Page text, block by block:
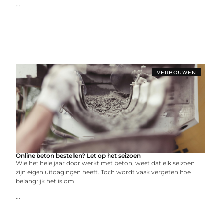
...
VERBOUWEN
Online beton bestellen? Let op het seizoen
Wie het hele jaar door werkt met beton, weet dat elk seizoen
zijn eigen uitdagingen heeft. Toch wordt vaak vergeten hoe
belangrijk het is om
...